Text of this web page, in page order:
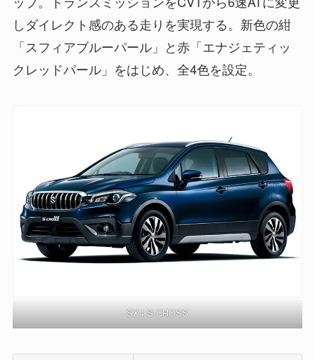
しダイレクト感のある走りを実現する。新色の紺
「スフィアブルーパール」と赤「エナジェティッ
クレッドパール」をはじめ、全4色を設定。
SX4 S-CROSS